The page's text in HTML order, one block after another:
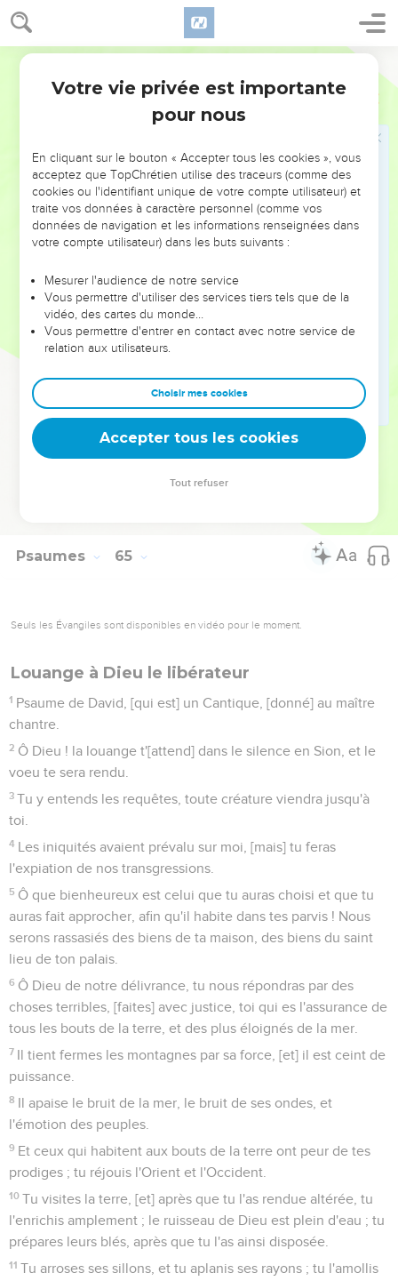
Psaumes 64
2 Ô Dieu ! écoute ma voix quand je m'écrie ; garde ma vie de
la frayeur de l'ennemi.
l'assemblée tumultueuse des ouvriers d'iniquité ;
Qui ont aiguisé leur langue comme une épée ; et qui ont
Afin de tirer contre celui qui est juste jusque dans le lieu où
il se croyait en sûreté ; ils tirent promptement contre lui ; et
ils n'ont point de crainte.
Ils s'assurent sur de mauvaises affaires, [et] tiennent des
Ils cherchent curieusement des méchancetés ; ils ont
sondé tout ce qui se peut sonder, même ce qui peut être au-
dedans de l'homme, et au coeur le plus profond.
Mais Dieu a subitement tiré son trait contr’eux, et ils en ont
été blessés.
Et ils ont fait tomber sur eux-mêmes leur propre langue ; ils
iront çà et là ; chacun les verra.
Et tous les hommes craindront, et ils raconteront l'oeuvre
Psaumes 65
Seuls les Évangiles sont disponibles en vidéo pour le moment.
Louange à Dieu le libérateur
1 Psaume de David, [qui est] un Cantique, [donné] au maître
chantre.
2 Ô Dieu ! la louange t'[attend] dans le silence en Sion, et le
voeu te sera rendu.
3 Tu y entends les requêtes, toute créature viendra jusqu'à
toi.
4 Les iniquités avaient prévalu sur moi, [mais] tu feras
l'expiation de nos transgressions.
5 Ô que bienheureux est celui que tu auras choisi et que tu
auras fait approcher, afin qu'il habite dans tes parvis ! Nous
serons rassasiés des biens de ta maison, des biens du saint
lieu de ton palais.
6 Ô Dieu de notre délivrance, tu nous répondras par des
choses terribles, [faites] avec justice, toi qui es l'assurance de
tous les bouts de la terre, et des plus éloignés de la mer.
7 Il tient fermes les montagnes par sa force, [et] il est ceint de
puissance.
8 Il apaise le bruit de la mer, le bruit de ses ondes, et
l'émotion des peuples.
9 Et ceux qui habitent aux bouts de la terre ont peur de tes
prodiges ; tu réjouis l'Orient et l'Occident.
10 Tu visites la terre, [et] après que tu l'as rendue altérée, tu
l'enrichis amplement ; le ruisseau de Dieu est plein d'eau ; tu
prépares leurs blés, après que tu l'as ainsi disposée.
11 Tu arroses ses sillons, et tu aplanis ses rayons ; tu l'amollis
Votre vie privée est importante
pour nous
En cliquant sur le bouton « Accepter tous les cookies », vous
acceptez que TopChrétien utilise des traceurs (comme des
cookies ou l'identifiant unique de votre compte utilisateur) et
traite vos données à caractère personnel (comme vos
données de navigation et les informations renseignées dans
votre compte utilisateur) dans les buts suivants :
Mesurer l'audience de notre service
Vous permettre d'utiliser des services tiers tels que de la
vidéo, des cartes du monde…
Vous permettre d'entrer en contact avec notre service de
relation aux utilisateurs.
Choisir mes cookies
Accepter tous les cookies
Tout refuser